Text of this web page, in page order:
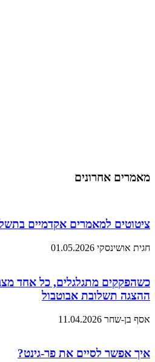
מאמרים אחרונים
ציטוטים למאמרים אקדמיים
חגית אושינסקי 01.05.2026
כשהפקקים מתגלגלים, כל אחד
ההצגה תשלובת אבוטבול
אסף בן-שחר 11.04.2026
איך אפשר לסיים את פר-גינט?